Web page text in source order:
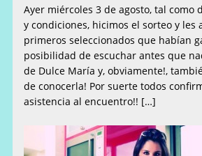
Ayer miércoles 3 de agosto, tal como
y condiciones, hicimos el sorteo y les
primeros seleccionados que habían
posibilidad de escuchar antes que
de Dulce María y, obviamente!,
de conocerla! Por suerte todos
asistencia al encuentro!! […]